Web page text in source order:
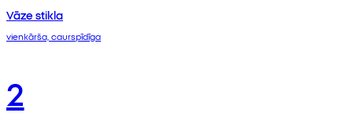
Vāze stikla
vienkārša, caurspīdīga
2